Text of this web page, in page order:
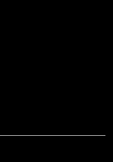
Explorer. Veuillez